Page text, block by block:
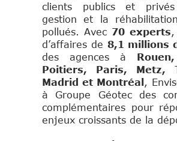
clients publics et
gestion et la
pollués. Avec 70 experts
d’affaires de 8,1 millions
des agences à
Poitiers, Paris, Metz,
Madrid et Montréal ,
à Groupe Géotec des
complémentaires pour
enjeux croissants de la